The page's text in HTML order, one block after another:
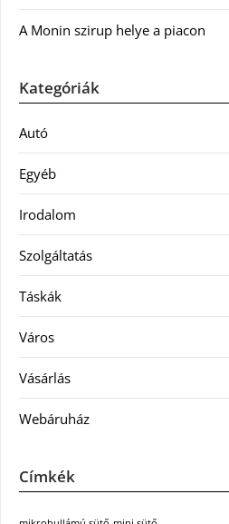
A Monin szirup helye a piacon
Kategóriák
Autó
Egyéb
Irodalom
Szolgáltatás
Táskák
Város
Vásárlás
Webáruház
Címkék